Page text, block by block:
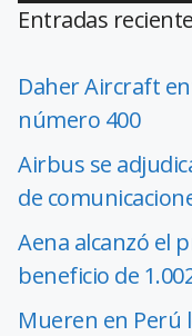
Entradas
Daher Aircraft
número 400
Airbus se
de
Aena alcanzó el
beneficio de
Mueren en Perú